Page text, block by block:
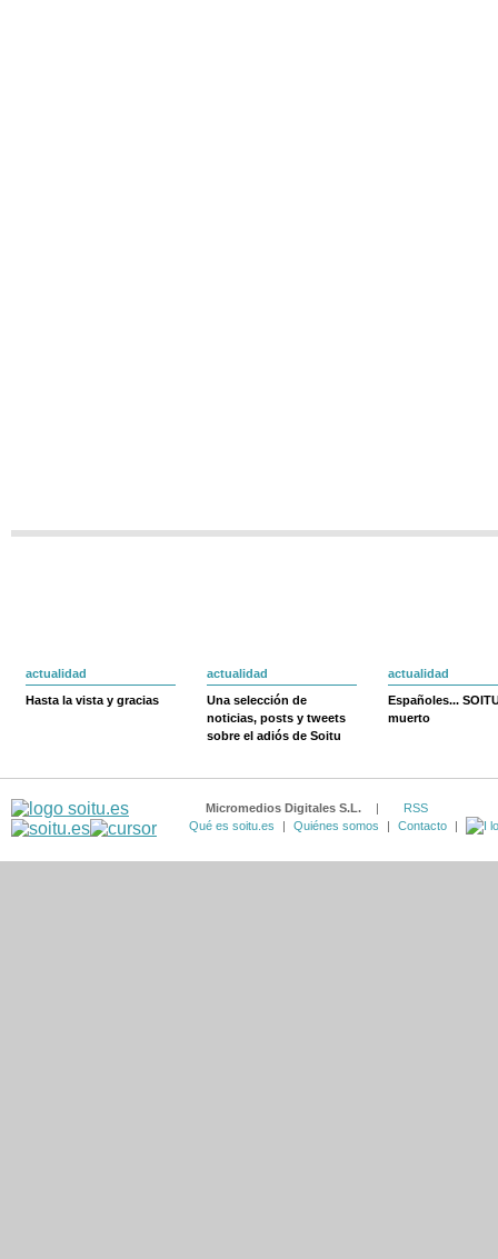
actualidad
Hasta la vista y gracias
actualidad
Una selección de
noticias, posts y tweets
sobre el adiós de Soitu
actualidad
Españoles...
muerto
Micromedios Digitales S.L. |
RSS
Qué es soitu.es
| Quiénes somos | Contacto |